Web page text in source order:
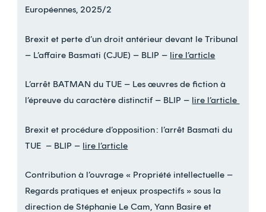
Européennes, 2025/2
Brexit et perte d’un droit antérieur devant le Tribunal
– L’affaire Basmati (CJUE) – BLIP – lire l’article
L’arrêt BATMAN du TUE – Les œuvres de fiction à
l’épreuve du caractère distinctif – BLIP – lire l’article
Brexit et procédure d’opposition : l’arrêt Basmati du
TUE – BLIP – lire l’article
Contribution à l’ouvrage « Propriété intellectuelle –
Regards pratiques et enjeux prospectifs » sous la
direction de Stéphanie Le Cam, Yann Basire et